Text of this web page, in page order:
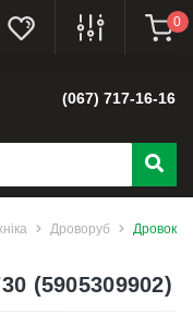
0
(067) 717-16-16
Дроворуб
(5905309902)